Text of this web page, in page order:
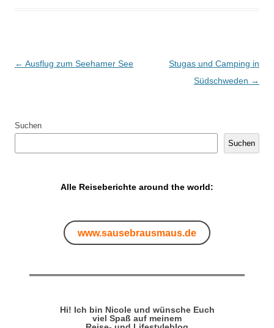
Artikel-Navigation
← Ausflug zum Seehamer See
Stugas und Camping in
Südschweden →
Suchen
Suchen
Alle Reiseberichte around the world:
www.sausebrausmaus.de
Hi! Ich bin Nicole und wünsche Euch
viel Spaß auf meinem